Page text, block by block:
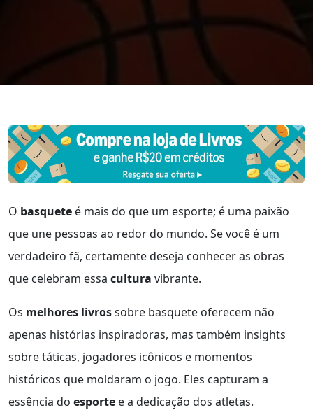
O basquete é mais do que um esporte; é uma paixão
que une pessoas ao redor do mundo. Se você é um
verdadeiro fã, certamente deseja conhecer as obras
que celebram essa cultura vibrante.
Os melhores livrossobre basquete oferecem não
apenas histórias inspiradoras, mas também insights
sobre táticas, jogadores icônicos e momentos
históricos que moldaram o jogo. Eles capturam a
essência do esporte e a dedicação dos atletas.